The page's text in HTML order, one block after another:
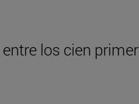
los cien